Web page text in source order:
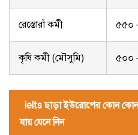
রেস্তোরাঁ কর্মী ৫৫০
কৃষি কর্মী (মৌসুমি) ৫০০
ielts ছাড়া ইউরোপের কোন কোন
যায় যেনে নিন